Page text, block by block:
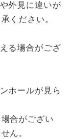
外見に違いが
ください。
る場合がござ
ホールが見ら
合がござい
ん。